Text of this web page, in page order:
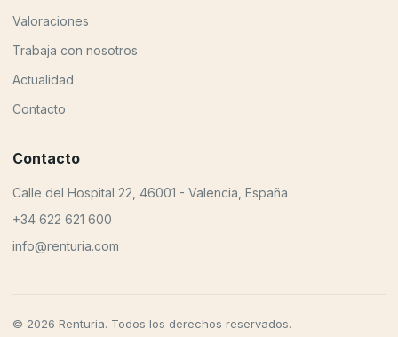
Valoraciones
Trabaja con nosotros
Actualidad
Contacto
Contacto
Calle del Hospital 22, 46001 - Valencia, España
+34 622 621 600
info@renturia.com
© 2026 Renturia. Todos los derechos reservados.